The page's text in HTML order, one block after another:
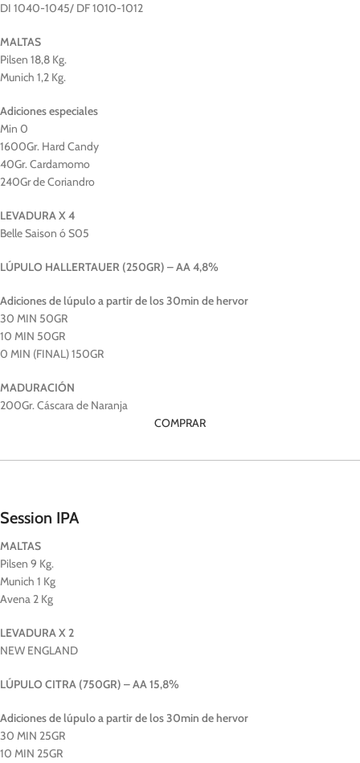
DI 1040-1045/ DF 1010-1012
MALTAS
Pilsen 18,8 Kg.
Munich 1,2 Kg.
Adicionesespeciales
Min 0
1600Gr. Hard Candy
40Gr. Cardamomo
240Gr de Coriandro
LEVADURA X 4
Belle Saison ó S05
LÚPULO HALLERTAUER (250GR) – AA 4,8%
Adiciones de lúpulo a partir de los 30min de hervor
30 MIN 50GR
10 MIN 50GR
0 MIN (FINAL) 150GR
MADURACIÓN
200Gr. Cáscara de Naranja
COMPRAR
Session IPA
MALTAS
Pilsen 9 Kg.
Munich 1 Kg
Avena 2 Kg
LEVADURA X 2
NEW ENGLAND
LÚPULO CITRA (750GR) – AA 15,8%
Adiciones de lúpulo a partir de los 30min de hervor
30 MIN 25GR
10 MIN 25GR